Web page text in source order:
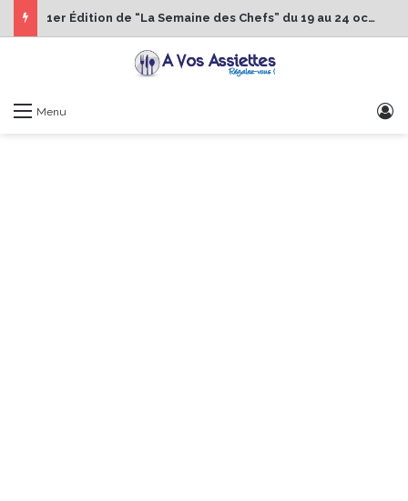
1er Édition de “La Semaine des Chefs” du 19 au 24 octobre 2026
Menu